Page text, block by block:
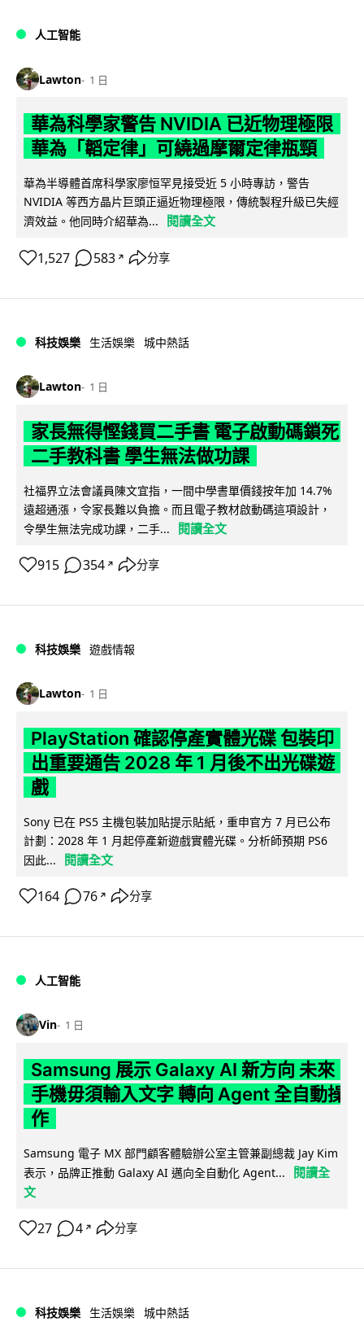
人工智能
Lawton 1 日
華為科學家警告 NVIDIA 已近物理極限
華為「韜定律」可繞過摩爾定律瓶頸
華為半導體首席科學家廖恒罕見接受近 5 小時專訪，警告
NVIDIA 等西方晶片巨頭正逼近物理極限，傳統製程升級已失經
濟效益。他同時介紹華為...
閱讀全文
1,527 583 ↗ 分享
科技娛樂 生活娛樂 城中熱話
Lawton 1 日
家長無得慳錢買二手書 電子啟動碼鎖死
二手教科書 學生無法做功課
社福界立法會議員陳文宜指，一間中學書單價錢按年加 14.7%
遠超通漲，令家長難以負擔。而且電子教材啟動碼這項設計，
令學生無法完成功課，二手...
閱讀全文
915 354 ↗ 分享
科技娛樂 遊戲情報
Lawton 1 日
PlayStation 確認停產實體光碟 包裝印
出重要通告 2028 年 1 月後不出光碟遊
戲
Sony 已在 PS5 主機包裝加貼提示貼紙，重申官方 7 月已公布
計劃：2028 年 1 月起停產新遊戲實體光碟。分析師預期 PS6
因此...
閱讀全文
164 76 ↗ 分享
人工智能
Vin 1 日
Samsung 展示 Galaxy AI 新方向 未來
手機毋須輸入文字 轉向 Agent 全自動操
作
Samsung 電子 MX 部門顧客體驗辦公室主管兼副總裁 Jay Kim
表示，品牌正推動 Galaxy AI 邁向全自動化 Agent...
閱讀全
文
27 4 ↗ 分享
科技娛樂 生活娛樂 城中熱話